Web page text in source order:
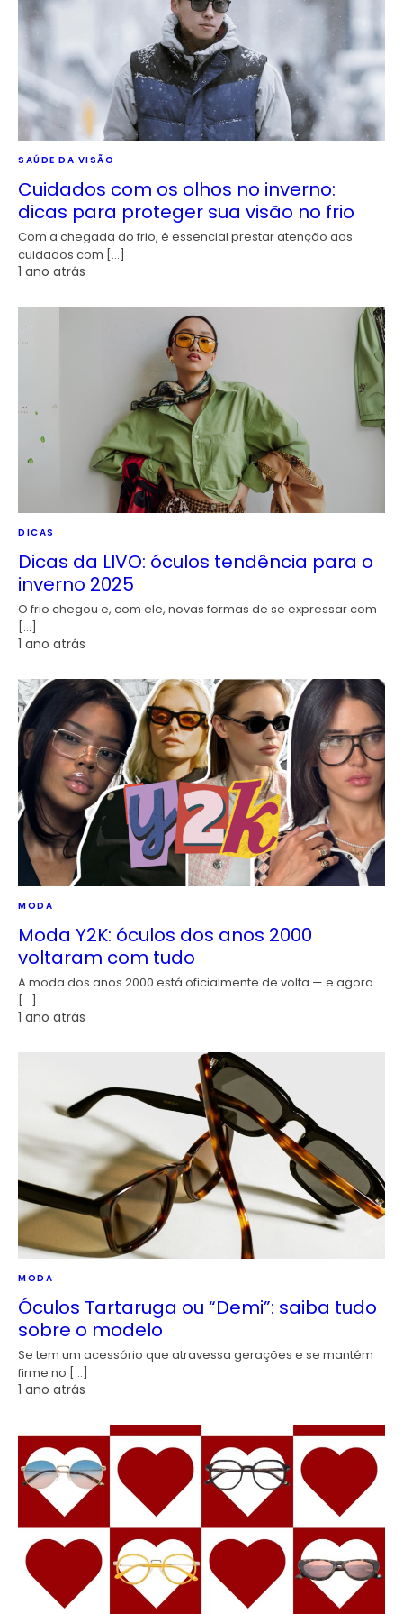
SAÚDE DA VISÃO
Cuidados com os olhos no inverno:
dicas para proteger sua visão no frio
Com a chegada do frio, é essencial prestar atenção aos
cuidados com […]
1 ano atrás
DICAS
Dicas da LIVO: óculos tendência para o
inverno 2025
O frio chegou e, com ele, novas formas de se expressar com
[…]
1 ano atrás
MODA
Moda Y2K: óculos dos anos 2000
voltaram com tudo
A moda dos anos 2000 está oficialmente de volta — e agora
[…]
1 ano atrás
MODA
Óculos Tartaruga ou “Demi”: saiba tudo
sobre o modelo
Se tem um acessório que atravessa gerações e se mantém
firme no […]
1 ano atrás